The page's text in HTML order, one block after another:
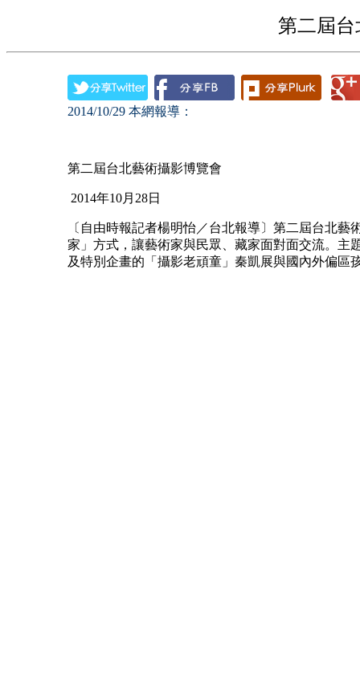
第二屆
2014/10/29 本網報導：
第二屆台北藝術攝影博覽會
2014年10月 28日
〔自由時報記者楊明怡／台北報導〕第二屆台北
家」方式，讓藝術家與民眾、藏家面對面交流。主
及特別企畫的「攝影老頑童」秦凱展與國內外偏區